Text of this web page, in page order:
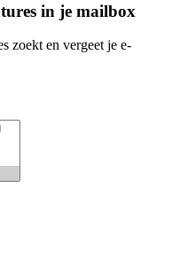
in je mailbox
zoekt en vergeet je e-